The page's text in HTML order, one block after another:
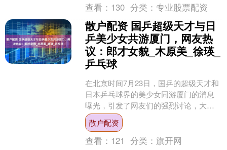
查看： 130 分类：专业股票配资
散户配资 国乒超级天才与日
乒美少女共游厦门，网友热
议：郎才女貌_木原美_徐瑛_
乒乓球
在北京时间7月23日，国乒的超级天才和
日本乒乓球界的美少女同游厦门的消息
曝光，引发了网友们的强烈讨论，大家
纷纷猜测这是否意味着中日乒乓球领域
将出现跨国恋情。 随....
散户配资
查看： 121 分类：旗开网